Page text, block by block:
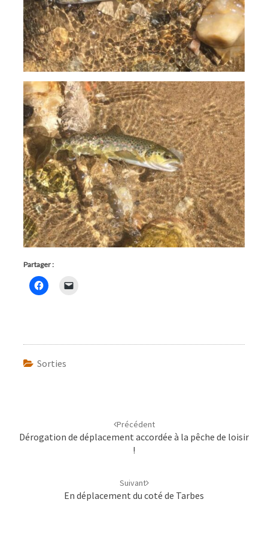
Partager :
Sorties
Précédent
Dérogation de déplacement accordée à la pêche de loisir
!
Suivant
En déplacement du coté de Tarbes